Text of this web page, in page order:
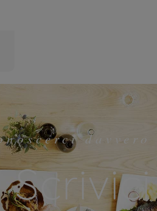
davvero
Scrivici